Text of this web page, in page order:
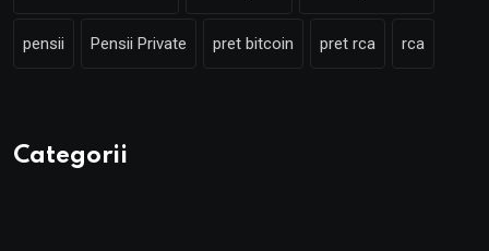
pensii Pensii Private pret bitcoin pret rca rca
Categorii